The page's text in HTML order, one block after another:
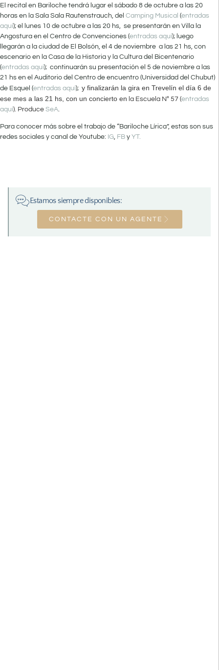
El recital en Bariloche tendrá lugar el sábado 8 de octubre a las 20
horas en la Sala Sala Rautenstrauch, del Camping Musical (entradas
aquí); el lunes 10 de octubre a las 20 hs, se presentarán en Villa la
Angostura en el Centro de Convenciones (entradas aquí); luego
llegarán a la ciudad de El Bolsón, el 4 de noviembre a las 21 hs, con
escenario en la Casa de la Historia y la Cultura del Bicentenario
(entradas aquí); continuarán su presentación el 5 de noviembre a las
21 hs en el Auditorio del Centro de encuentro (Universidad del Chubut)
de Esquel (entradas aquí); y finalizarán la gira en Trevelín el día 6 de
ese mes a las 21 hs, con un concierto en la Escuela Nº 57 (entradas
aquí). Produce SeA
Para conocer más sobre el trabajo de “Bariloche Lírica”, estas son sus
redes sociales y canal de Youtube: IG, FB y YT.
Estamos siempre disponibles:
CONTACTE CON UN AGENTE